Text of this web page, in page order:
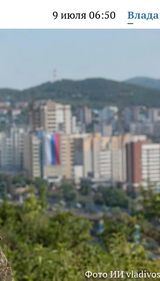
9 июля 06:50
Фото ИИ